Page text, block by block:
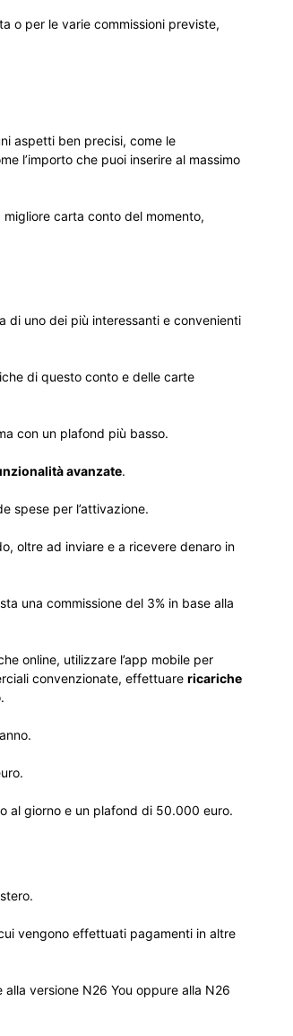
o per le varie commissioni previste,
aspetti ben precisi, come le
l’importo che puoi inserire al massimo
carta conto del momento,
di uno dei più interessanti e convenienti
di questo conto e delle carte
con un plafond più basso.
avanzate.
spese per l’attivazione.
oltre ad inviare e a ricevere denaro in
una commissione del 3% in base alla
online, utilizzare l’app mobile per
convenzionate, effettuare ricariche
al giorno e un plafond di 50.000 euro.
vengono effettuati pagamenti in altre
alla versione N26 You oppure alla N26